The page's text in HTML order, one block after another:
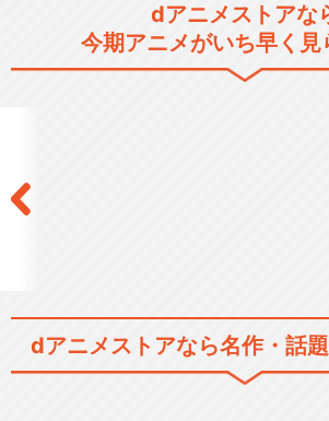
アークナイ
LUDE TO …
閉じる
dアニメストアな
今期アニメがいち早く見
dアニメストアなら名作・話